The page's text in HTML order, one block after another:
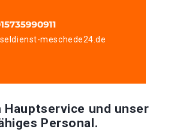
meschede24.de
Hauptservice und unser
Personal.